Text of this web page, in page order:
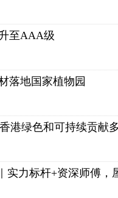
至AAA级
落地国家植物园
港绿色和可持续贡献
实力标杆+资深师傅，